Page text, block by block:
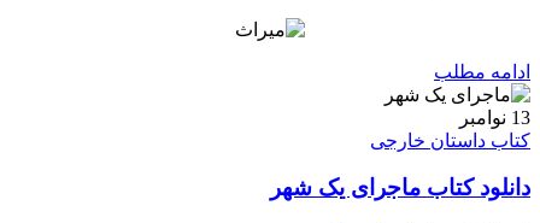
ادامه مطلب
13 نوامبر
کتاب داستان خارجی
دانلود کتاب ماجرای یک شهر